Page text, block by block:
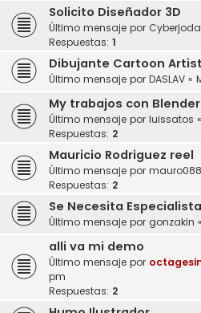
Solicito Diseñador 3D
Último mensaje por Cyberjoda
Respuestas: 1
Dibujante Cartoon
Último mensaje por DASLAV «
My trabajos con Blender
Último mensaje por luissatos «
Respuestas: 2
Mauricio Rodriguez reel
Último mensaje por mauro088
Respuestas: 2
Se Necesita
Último mensaje por gonzakin «
alli va mi demo
Último mensaje por
pm
Respuestas: 2